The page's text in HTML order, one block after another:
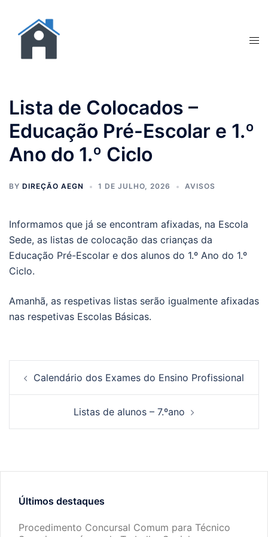
Lista de Colocados –
Educação Pré-Escolar e 1.º
Ano do 1.º Ciclo
BY DIREÇÃO AEGN 1 DE JULHO, 2026 AVISOS
Informamos que já se encontram afixadas, na Escola
Sede, as listas de colocação das crianças da
Educação Pré-Escolar e dos alunos do 1.º Ano do 1.º
Ciclo.
Amanhã, as respetivas listas serão igualmente afixadas
nas respetivas Escolas Básicas.
Calendário dos Exames do Ensino Profissional
Listas de alunos – 7.ºano
Últimos destaques
Procedimento Concursal Comum para Técnico